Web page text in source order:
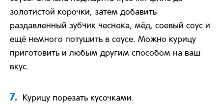
золотистой корочки, затем добавить
раздавленный зубчик чеснока, мёд, соевый соус и
ещё немного потушить в соусе. Можно курицу
приготовить и любым другим способом на ваш
вкус.
7. Курицу порезать кусочками.